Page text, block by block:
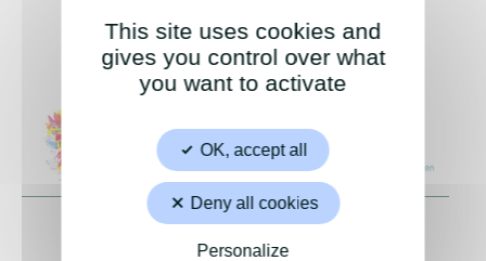
This site uses cookies and
gives you control over what
you want to activate
OK, accept all
Deny all cookies
Personalize